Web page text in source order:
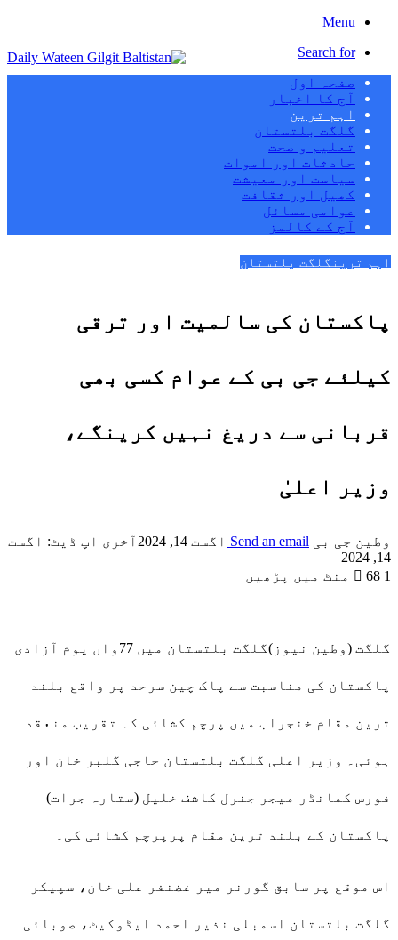
Menu
Search for
صفحہ اول
آج کا اخبار
اہم ترین
گلگت بلتستان
تعلیم و صحت
حادثات اور اموات
سیاست اور معیشت
کھیل اور ثقافت
عوامی مسائل
آج کے کالمز
اہم ترین گلگت بلتستان
پاکستان کی سالمیت اور ترقی
کیلئے جی بی کے عوام کسی بھی
قربانی سے دریغ نہیں کرینگے،
وزیر اعلیٰ
وطین جی بی Send an email اگست 14, 2024
آخری اپ ڈیٹ: اگست
14, 2024
68 1 منٹ میں پڑھیں
گلگت (وطین نیوز)گلگت بلتستان میں 77واں یوم آزادی
پاکستان کی مناسبت سے پاک چین سرحد پر واقع بلند
ترین مقام خنجراب میں پرچم کشائی کہ تقریب منعقد
ہوئی۔ وزیر اعلی گلگت بلتستان حاجی گلبر خان اور
فورس کمانڈر میجر جنرل کاشف خلیل (ستارہ جرات)
پاکستان کے بلند ترین مقام پرپرچم کشائی کی۔
اس موقع پر سابق گورنر میر غضنفر علی خان، سپیکر
گلگت بلتستان اسمبلی نذیر احمد ایڈوکیٹ، صوبائی